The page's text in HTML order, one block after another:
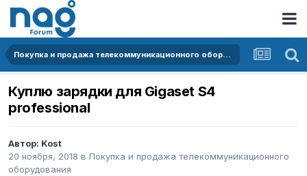
Покупка и продажа телекоммуникационного оборудования
Куплю зарядки для Gigaset S4
professional
Автор: Kost
20 ноября, 2018 в Покупка и продажа телекоммуникационного
оборудования